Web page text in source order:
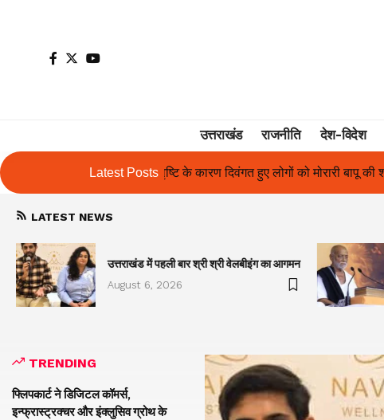
उत्तराखंड राजनीति देश-विदेश
Latest Posts
दिवंगत हुए लोगों को मोरारी बापू की श्रद्धांजलि और उनके परिजनों को सहायता
LATEST NEWS
उत्तराखंड में पहली बार श्री श्री वेलबीइंग का आगमन
August 6, 2026
TRENDING
फ्लिपकार्ट ने डिजिटल कॉमर्स,
इन्फ्रास्ट्रक्चर और इंक्लुसिव ग्रोथ के